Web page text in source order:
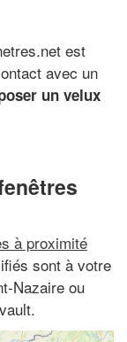
est
avec un
un velux
à proximité
sont à votre
Nazaire ou